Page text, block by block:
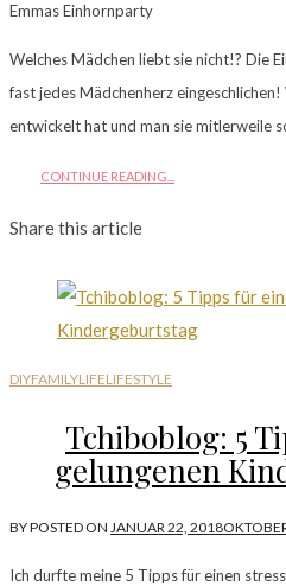
Emmas Einhornparty
Welches Mädchen liebt sie nicht!? Die
fast jedes Mädchenherz
entwickelt hat und man sie mitlerweile
CONTINUE READING...
Share this article
DIYFAMILYLIFELIFESTYLE
Tchiboblog: 5
gelungenen
BYPOSTED ON JANUAR 22, 2018
Ich durfte meine 5 Tipps für einen